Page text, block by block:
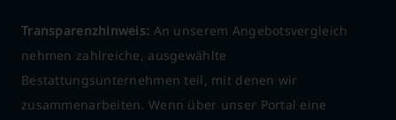
Transparenzhinweis: An unserem Angebotsvergleich
nehmen zahlreiche, ausgewählte
Bestattungsunternehmen teil, mit denen wir
zusammenarbeiten. Wenn über unser Portal eine